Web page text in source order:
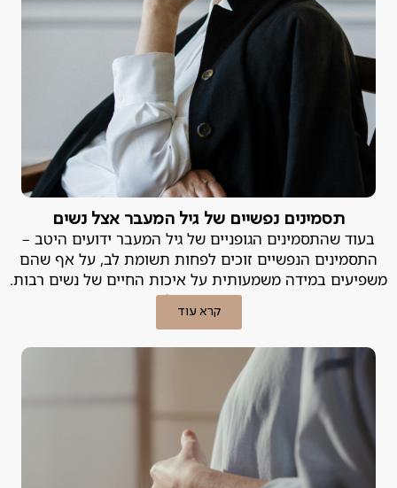
תסמינים נפשיים של גיל המעבר אצל נשים
בעוד שהתסמינים הגופניים של גיל המעבר ידועים היטב –
התסמינים הנפשיים זוכים לפחות תשומת לב, על אף שהם
משפיעים במידה משמעותית על איכות החיים של נשים רבות.
מה עושים?
קרא עוד